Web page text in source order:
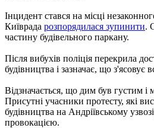
Інцидент стався на місці
Київрада розпорядилася зупинити.
частину будівельного паркану.
Після вибухів поліція перекрила
будівництва і зазначає, що з'ясовує
Відзначається, що дим був густим
Присутні учасники протесту, які
будівництва на Андріївському
провокацією.